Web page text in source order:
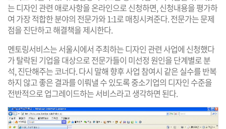
는 디자인 관련 애로사항을 온라인으로 신청하면, 신청내용을 평가하
여 가장 적합한 분야의 전문가와 1:1로 매칭시켜준다. 전문가는 문제
점을 진단하고 해결책을 제시한다.
멘토링서비스는 서울시에서 주최하는 디자인 관련 사업에 신청했다
가 탈락된 기업을 대상으로 전문가들이 미선정 원인을 단계별로 분
석, 진단해주는 코너다. 다시 말해 향후 사업 참여시 같은 실수를 반복
하지 않고 좋은 결과를 이뤄낼 수 있도록 중소기업의 디자인 수준을
전반적으로 업그레이드하는 서비스라고 생각하면 된다.